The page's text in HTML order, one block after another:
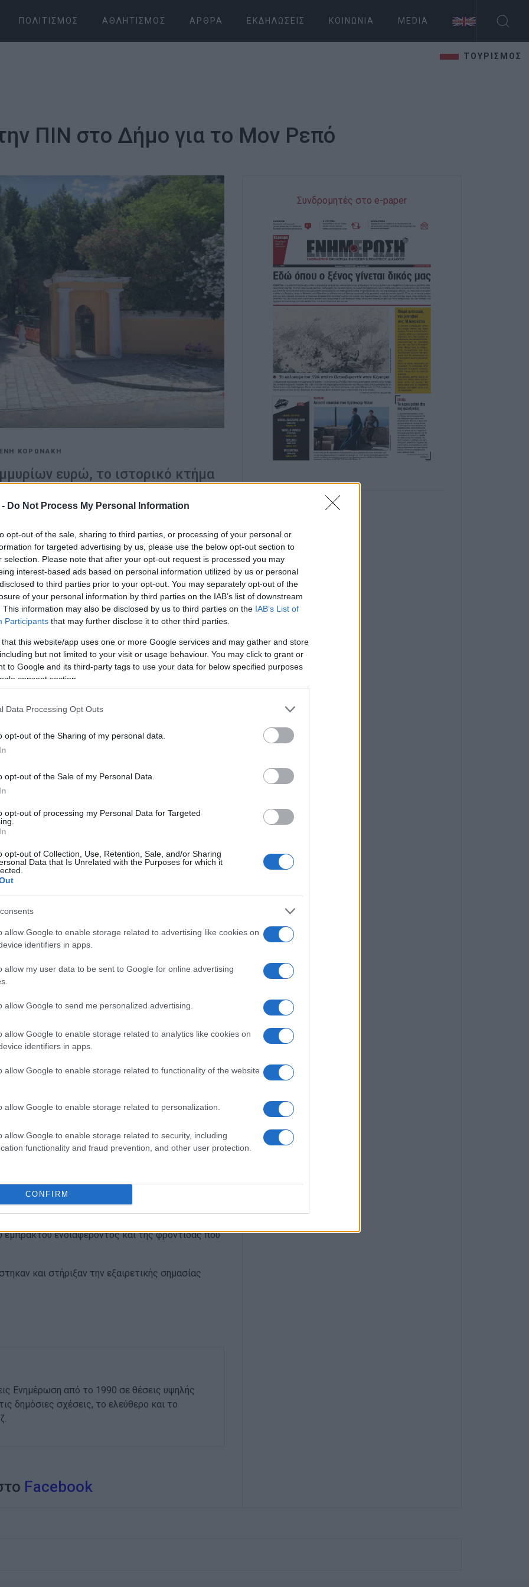
Do Not Process My Personal Information
opt-out of the sale, sharing to third parties, or processing of your personal or
for targeted advertising by us, please use the below opt-out section to
selection. Please note that after your opt-out request is processed you may
interest-based ads based on personal information utilized by us or personal
to third parties prior to your opt-out. You may separately opt-out of the
of your personal information by third parties on the IAB’s list of downstream
This information may also be disclosed by us to third parties on the IAB’s List of
Participants that may further disclose it to other third parties.
that this website/app uses one or more Google services and may gather and store
but not limited to your visit or usage behaviour. You may click to grant or
to Google and its third-party tags to use your data for below specified purposes
consent section.
Data Processing Opt Outs
opt-out of the Sharing of my personal data.
opt-out of the Sale of my Personal Data.
opt-out of processing my Personal Data for Targeted
opt-out of Collection, Use, Retention, Sale, and/or Sharing
Data that Is Unrelated with the Purposes for which it
allow Google to enable storage related to advertising like cookies on
identifiers in apps.
allow my user data to be sent to Google for online advertising
allow Google to send me personalized advertising.
allow Google to enable storage related to analytics like cookies on
identifiers in apps.
allow Google to enable storage related to functionality of the website
allow Google to enable storage related to personalization.
allow Google to enable storage related to security, including
functionality and fraud prevention, and other user protection.
CONFIRM
ΠΟΛΙΤΙΣΜΌΣ ΑΘΛΗΤΙΣΜΌΣ ΆΡΘΡΑ ΕΚΔΗΛΏΣΕΙΣ ΚΟΙΝΩΝΊΑ MEDIA
ΤΟΥΡΙΣΜΟΣ
ΠΙΝ στο Δήμο για το Μον Ρεπό
ΚΟΡΩΝΑΚΗ
ευρώ, το ιστορικό κτήμα
ασφαλή και προσβάσιμο
μας
Κεντρικής Κέρκυρας, Στέφανου Πεν.
1.930.000 ευρώ από το Πρόγραμμα «Ιόνια
του Περιφερειάρχη, Γιάννη Τρεπεκλή, και
ένα έργο που συνδυάζει τη θωράκιση του
θησαυρών και τη βελτίωση της
του νησιού.
δάσους, κήπων και βιοποικιλότητας του
Πρόγραμμα «Ιόνια Νησιά 2021-2027», με
Νήσων. Με τη σχετική απόφαση, του
για το έργο αυτό το ποσόν του
στην Διαχειριστική Αρχή του ΕΣΠΑ μετά
Δήμου με τον Σύλλογο «Φίλοι της Κέρκυρας».
του χώρου, συνδυάζοντας την
για την πλήρη θωράκιση του κτήματος
των περιπατητικών διαδρομών με χρήση
τις προϋπάρχουσες χαράξεις για την
εξειδικευμένης έρευνας για το αστικό
εργασιών για τη διασφάλιση του ιστορικού
Κεντρικής Κέρκυρας & Διαποντίων Νήσων,
Ρεπό, με απόφαση του Περιφερειάρχη κ. Γιάννη
για τη διάσωση ενός χώρου με μακραίωνη
κοινωνικό συμβολισμό για την Κέρκυρα.
ανοίγει τον δρόμο για τη δημιουργία συνθηκών
βοτανικού κήπου και των εντός αυτού
εκατομμυρίων ευρώ, το ιστορικό κτήμα θα
για κάθε συμπολίτη και επισκέπτη
η συνεργασία του Συλλόγου «Φίλοι της
Προγραμματισμού του Δήμου μας και χάρη
ενδιαφέροντος και της φροντίδας που
και στήριξαν την εξαιρετικής σημασίας
Ενημέρωση από το 1990 σε θέσεις υψηλής
δημόσιες σχέσεις, το ελεύθερο και το
Facebook
Συνδρομητές στο e-paper